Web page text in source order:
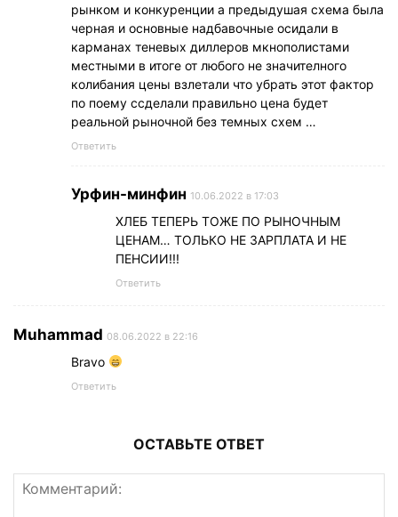
рынком и конкуренции а предыдушая схема была
черная и основные надбавочные осидали в
карманах теневых диллеров мкнополистами
местными в итоге от любого не значителного
колибания цены взлетали что убрать этот фактор
по поему ссделали правильно цена будет
реальной рыночной без темных схем …
Ответить
Урфин-минфин 10.06.2022 в 17:03
ХЛЕБ ТЕПЕРЬ ТОЖЕ ПО РЫНОЧНЫМ
ЦЕНАМ… ТОЛЬКО НЕ ЗАРПЛАТА И НЕ
ПЕНСИИ!!!
Ответить
Muhammad 08.06.2022 в 22:16
Bravo
Ответить
ОСТАВЬТЕ ОТВЕТ